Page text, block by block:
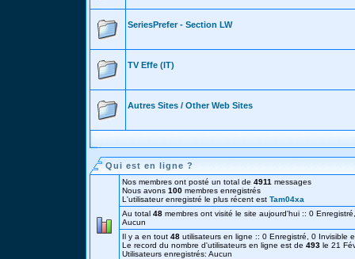
SeriesPrefer - Section LW
TV Effe (IT)
Autres Sites / Other Web Sites
Qui est en ligne ?
Nos membres ont posté un total de 4911 messages
Nous avons 100 membres enregistrés
L'utilisateur enregistré le plus récent est Tam04xa
Au total 48 membres ont visité le site aujourd'hui :: 0
Aucun
Il y a en tout 48 utilisateurs en ligne :: 0 Enregistré, 0
Le record du nombre d'utilisateurs en ligne est de 493 le 21
Utilisateurs enregistrés: Aucun